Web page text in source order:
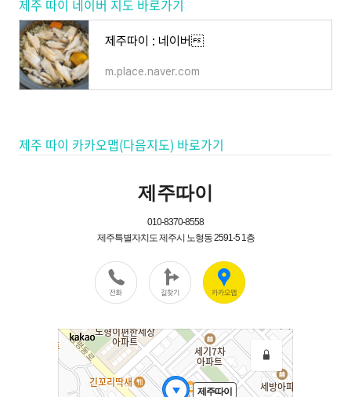
제주 따이 네이버 지도 바로가기
제주따이 : 네이버
m.place.naver.com
제주 따이 카카오맵(다음지도) 바로가기